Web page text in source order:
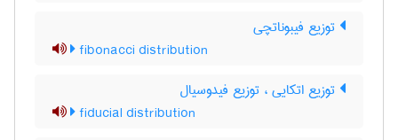
توزیع فیبوناتچی
fibonacci distribution
توزیع اتکایی ، توزیع فیدوسیال
fiducial distribution